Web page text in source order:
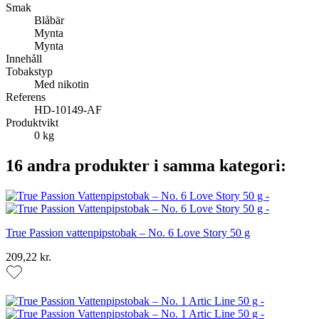
Smak
Blåbär
Mynta
Mynta
Innehåll
Tobakstyp
Med nikotin
Referens
HD-10149-AF
Produktvikt
0 kg
16 andra produkter i samma kategori:
True Passion vattenpipstobak – No. 6 Love Story 50 g
209,22 kr.